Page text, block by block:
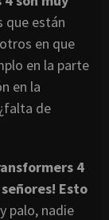
que están
en que
en la parte
en la
de
4
Esto
palo, nadie